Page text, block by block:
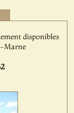
disponibles
Marne